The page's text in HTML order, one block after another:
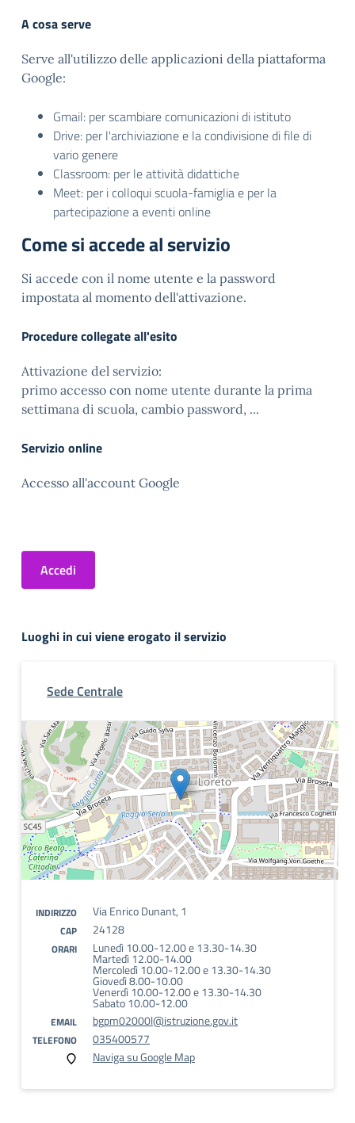
A cosa serve
Serve all'utilizzo delle applicazioni della piattaforma
Google:
Gmail: per scambiare comunicazioni di istituto
Drive: per l'archiviazione e la condivisione di file di
vario genere
Classroom: per le attività didattiche
Meet: per i colloqui scuola-famiglia e per la
partecipazione a eventi online
Come si accede al servizio
Si accede con il nome utente e la password
impostata al momento dell'attivazione.
Procedure collegate all'esito
Attivazione del servizio:
primo accesso con nome utente durante la prima
settimana di scuola, cambio password, ...
Servizio online
Accesso all'account Google
Accedi
Luoghi in cui viene erogato il servizio
Sede Centrale
INDIRIZZO Via Enrico Dunant, 1
CAP 24128
ORARI Lunedì 10.00-12.00 e 13.30-14.30
Martedì 12.00-14.00
Mercoledì 10.00-12.00 e 13.30-14.30
Giovedì 8.00-10.00
Venerdì 10.00-12.00 e 13.30-14.30
Sabato 10.00-12.00
EMAIL bgpm02000l@istruzione.gov.it
TELEFONO
035400577
Naviga su Google Map